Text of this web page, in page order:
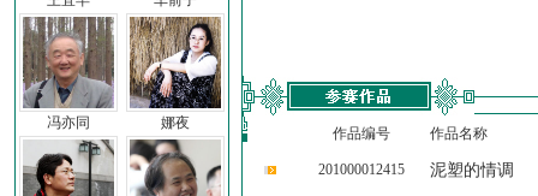
冯亦同 娜夜
作品编号 作品名称
201000012415 泥塑的情调